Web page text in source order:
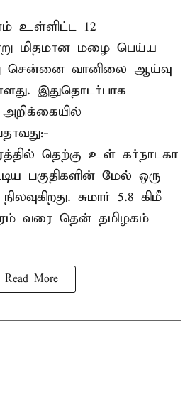
உள்ளிட்ட 12
மிதமான மழை பெய்ய
சென்னை வானிலை ஆய்வு
இதுதொடர்பாக
தெற்கு உள் கர்நாடகா
பகுதிகளின் மேல் ஒரு
சுமார் 5.8 கிமீ
வரை தென் தமிழகம்
Read More